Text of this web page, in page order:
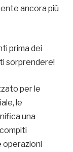
ancora più
prima dei
sorprendere!
per le
le
una
operazioni